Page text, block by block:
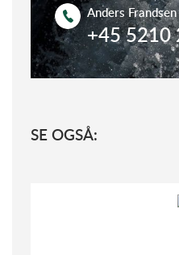
Anders Frandsen
+45 5210
SE OGSÅ: